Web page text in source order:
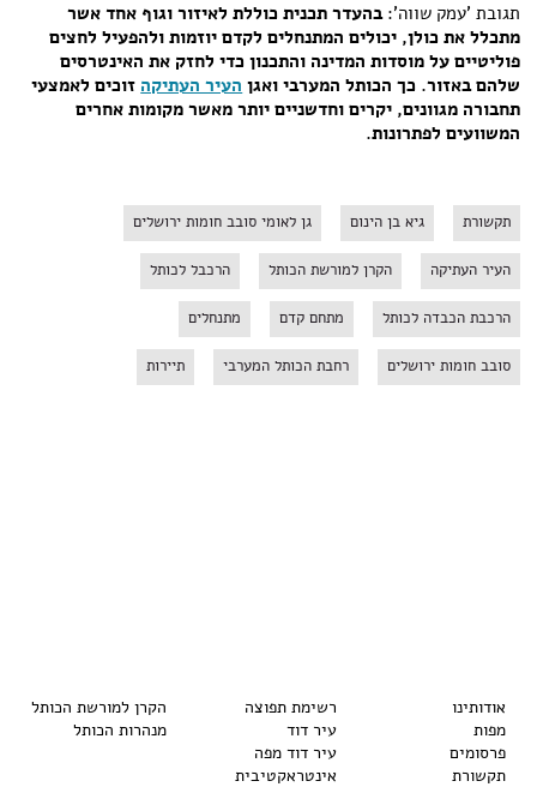
תגובת 'עמק שווה':בהעדר תכנית כוללת לאיזור וגוף אחד אשר
מתכלל את כולן, יכולים המתנחלים לקדם יוזמות ולהפעיל לחצים
פוליטיים על מוסדות המדינה והתכנון כדי לחזק את האינטרסים
שלהם באזור. כך הכותל המערבי ואגן העיר העתיקה זוכים לאמצעי
תחבורה מגוונים, יקרים וחדשניים יותר מאשר מקומות אחרים
המשוועים לפתרונות.
תקשורת גיא בן הינום גן לאומי סובב חומות ירושלים
העיר העתיקה הקרן למורשת הכותל הרכבל לכותל
הרכבת הכבדה לכותל מתחם קדם מתנחלים
סובב חומות ירושלים רחבת הכותל המערבי תיירות
אודותינו
מפות
פרסומים
תקשורת
רשימת תפוצה
עיר דוד
עיר דוד מפה
אינטראקטיבית
הקרן למורשת הכותל
מנהרות הכותל